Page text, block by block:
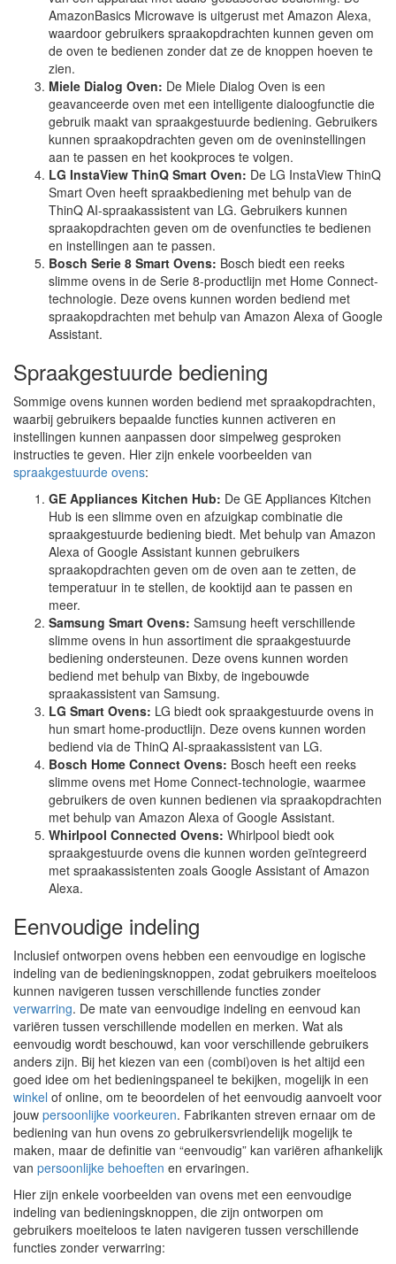
AmazonBasics Microwave is uitgerust met Amazon Alexa,
waardoor gebruikers spraakopdrachten kunnen geven om
de oven te bedienen zonder dat ze de knoppen hoeven te
zien.
Miele Dialog Oven: De Miele Dialog Oven is een
geavanceerde oven met een intelligente dialoogfunctie die
gebruik maakt van spraakgestuurde bediening. Gebruikers
kunnen spraakopdrachten geven om de oveninstellingen
aan te passen en het kookproces te volgen.
LG InstaView ThinQ Smart Oven: De LG InstaView ThinQ
Smart Oven heeft spraakbediening met behulp van de
ThinQ AI-spraakassistent van LG. Gebruikers kunnen
spraakopdrachten geven om de ovenfuncties te bedienen
en instellingen aan te passen.
Bosch Serie 8 Smart Ovens: Bosch biedt een reeks
slimme ovens in de Serie 8-productlijn met Home Connect-
technologie. Deze ovens kunnen worden bediend met
spraakopdrachten met behulp van Amazon Alexa of Google
Assistant.
Spraakgestuurde bediening
Sommige ovens kunnen worden bediend met spraakopdrachten,
waarbij gebruikers bepaalde functies kunnen activeren en
instellingen kunnen aanpassen door simpelweg gesproken
instructies te geven. Hier zijn enkele voorbeelden van
spraakgestuurde ovens:
GE Appliances Kitchen Hub: De GE Appliances Kitchen
Hub is een slimme oven en afzuigkap combinatie die
spraakgestuurde bediening biedt. Met behulp van Amazon
Alexa of Google Assistant kunnen gebruikers
spraakopdrachten geven om de oven aan te zetten, de
temperatuur in te stellen, de kooktijd aan te passen en
meer.
Samsung Smart Ovens: Samsung heeft verschillende
slimme ovens in hun assortiment die spraakgestuurde
bediening ondersteunen. Deze ovens kunnen worden
bediend met behulp van Bixby, de ingebouwde
spraakassistent van Samsung.
LG Smart Ovens: LG biedt ook spraakgestuurde ovens in
hun smart home-productlijn. Deze ovens kunnen worden
bediend via de ThinQ AI-spraakassistent van LG.
Bosch Home Connect Ovens: Bosch heeft een reeks
slimme ovens met Home Connect-technologie, waarmee
gebruikers de oven kunnen bedienen via spraakopdrachten
met behulp van Amazon Alexa of Google Assistant.
Whirlpool Connected Ovens: Whirlpool biedt ook
spraakgestuurde ovens die kunnen worden geïntegreerd
met spraakassistenten zoals Google Assistant of Amazon
Alexa.
Eenvoudige indeling
Inclusief ontworpen ovens hebben een eenvoudige en logische
indeling van de bedieningsknoppen, zodat gebruikers moeiteloos
kunnen navigeren tussen verschillende functies zonder
verwarring. De mate van eenvoudige indeling en eenvoud kan
variëren tussen verschillende modellen en merken. Wat als
eenvoudig wordt beschouwd, kan voor verschillende gebruikers
anders zijn. Bij het kiezen van een (combi)oven is het altijd een
goed idee om het bedieningspaneel te bekijken, mogelijk in een
winkel of online, om te beoordelen of het eenvoudig aanvoelt voor
jouw persoonlijke voorkeuren. Fabrikanten streven ernaar om de
bediening van hun ovens zo gebruikersvriendelijk mogelijk te
maken, maar de definitie van “eenvoudig” kan variëren afhankelijk
van persoonlijke behoeften en ervaringen.
Hier zijn enkele voorbeelden van ovens met een eenvoudige
indeling van bedieningsknoppen, die zijn ontworpen om
gebruikers moeiteloos te laten navigeren tussen verschillende
functies zonder verwarring: